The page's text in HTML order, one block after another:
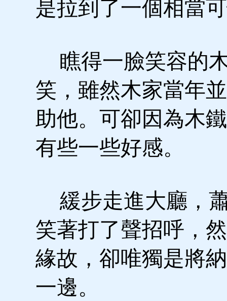
是拉到了一個相當
瞧得一臉笑容的
笑，雖然木家當年
助他。可卻因為木
有些一些好感。
緩步走進大廳，
笑著打了聲招呼，
緣故，卻唯獨是將
一邊。